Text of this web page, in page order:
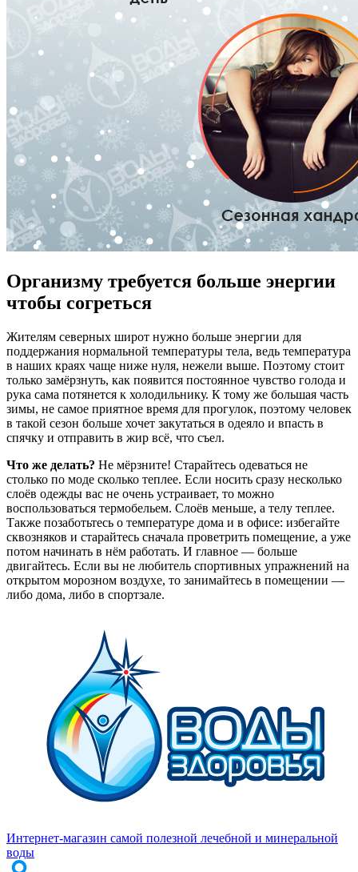
Организму требуется больше энергии
чтобы согреться
Жителям северных широт нужно больше энергии для
поддержания нормальной температуры тела, ведь температура
в наших краях чаще ниже нуля, нежели выше. Поэтому стоит
только замёрзнуть, как появится постоянное чувство голода и
рука сама потянется к холодильнику. К тому же большая часть
зимы, не самое приятное время для прогулок, поэтому человек
в такой сезон больше хочет закутаться в одеяло и впасть в
спячку и отправить в жир всё, что съел.
Что же делать? Не мёрзните! Старайтесь одеваться не
столько по моде сколько теплее. Если носить сразу несколько
слоёв одежды вас не очень устраивает, то можно
воспользоваться термобельем. Слоёв меньше, а телу теплее.
Также позаботьтесь о температуре дома и в офисе: избегайте
сквозняков и старайтесь сначала проветрить помещение, а уже
потом начинать в нём работать. И главное — больше
двигайтесь. Если вы не любитель спортивных упражнений на
открытом морозном воздухе, то занимайтесь в помещении —
либо дома, либо в спортзале.
Интернет-магазин самой полезной лечебной и минеральной
воды